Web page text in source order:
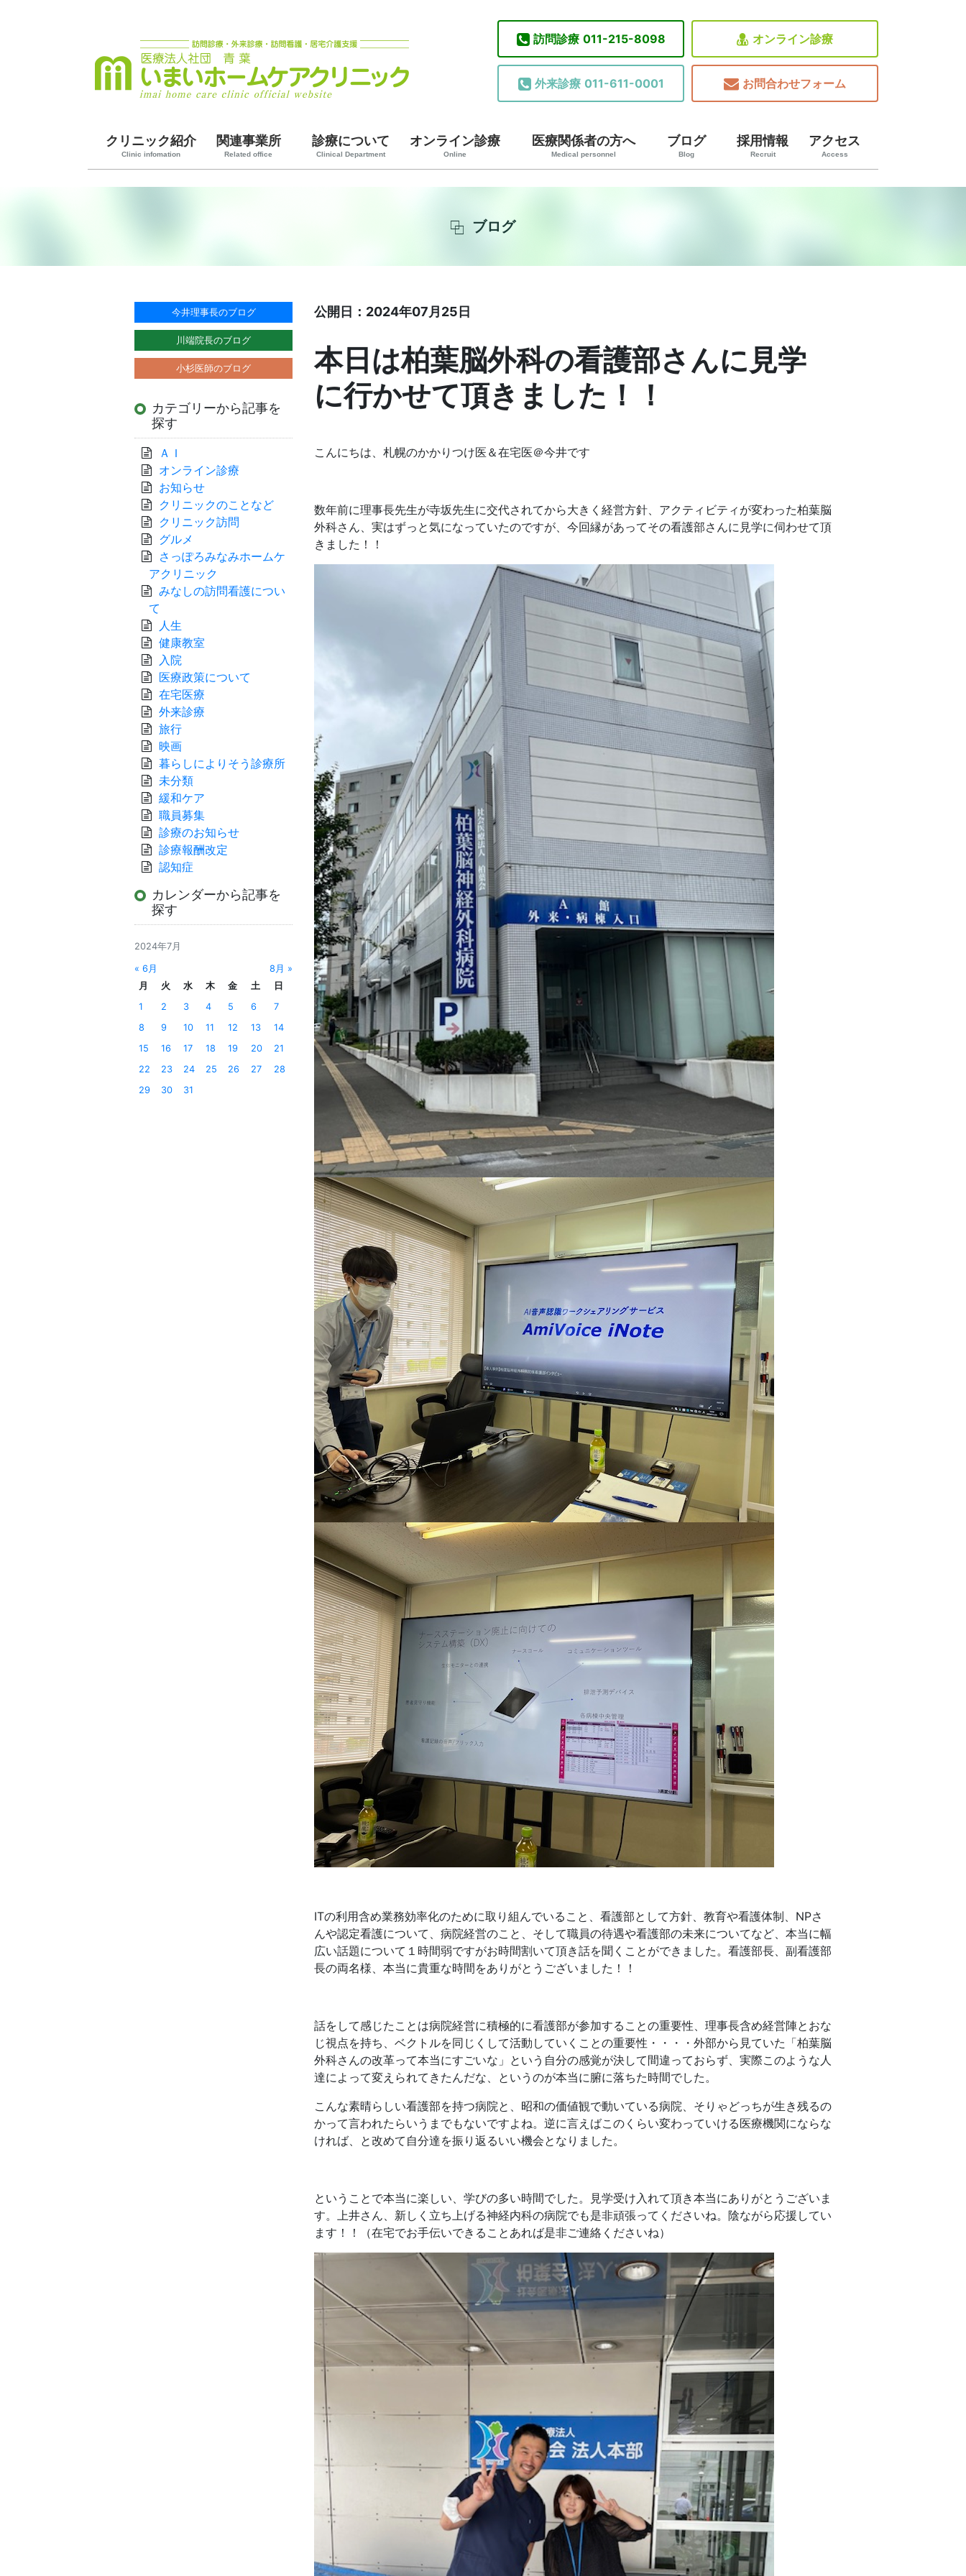
訪問診療 011-215-8098
外来診療 011-611-0001
オンライン診療
お問合わせフォーム
クリニック紹介
Clinic infomation
関連事業所
Related office
診療について
Clinical Department
オンライン診療
Online
医療関係者の方へ
Medical personnel
ブログ
Blog
採用情報
Recruit
アクセス
Access
ブログ
公開日：2024年07月25日
本日は柏葉脳外科の看護部さんに見学
に行かせて頂きました！！
こんにちは、札幌のかかりつけ医＆在宅医＠今井です
数年前に理事長先生が寺坂先生に交代されてから大きく経営方針、アクティビティが変わった柏葉脳
外科さん、実はずっと気になっていたのですが、今回縁があってその看護部さんに見学に伺わせて頂
きました！！
ITの利用含め業務効率化のために取り組んでいること、看護部として方針、教育や看護体制、NPさ
んや認定看護について、病院経営のこと、そして職員の待遇や看護部の未来についてなど、本当に幅
広い話題について１時間弱ですがお時間割いて頂き話を聞くことができました。看護部長、副看護部
長の両名様、本当に貴重な時間をありがとうございました！！
話をして感じたことは病院経営に積極的に看護部が参加することの重要性、理事長含め経営陣とおな
じ視点を持ち、ベクトルを同じくして活動していくことの重要性・・・・外部から見ていた「柏葉脳
外科さんの改革って本当にすごいな」という自分の感覚が決して間違っておらず、実際このような人
達によって変えられてきたんだな、というのが本当に腑に落ちた時間でした。
こんな素晴らしい看護部を持つ病院と、昭和の価値観で動いている病院、そりゃどっちが生き残るの
かって言われたらいうまでもないですよね。逆に言えばこのくらい変わっていける医療機関にならな
ければ、と改めて自分達を振り返るいい機会となりました。
ということで本当に楽しい、学びの多い時間でした。見学受け入れて頂き本当にありがとうございま
す。上井さん、新しく立ち上げる神経内科の病院でも是非頑張ってくださいね。陰ながら応援してい
ます！！（在宅でお手伝いできることあれば是非ご連絡くださいね）
今井理事長のブログ
川端院長のブログ
小杉医師のブログ
カテゴリーから記事を
探す
ＡＩ
オンライン診療
お知らせ
クリニックのことなど
クリニック訪問
グルメ
さっぽろみなみホームケ
アクリニック
みなしの訪問看護につい
て
人生
健康教室
入院
医療政策について
在宅医療
外来診療
旅行
映画
暮らしによりそう診療所
未分類
緩和ケア
職員募集
診療のお知らせ
診療報酬改定
認知症
カレンダーから記事を
探す
2024年7月
« 6月
8月 »
月
火 水 木 金 土
日
1
2 3 4 5 6
7
8
9 10 11 12 13
14
15
16 17 18 19 20
21
22
23 24 25 26 27
28
29
30 31